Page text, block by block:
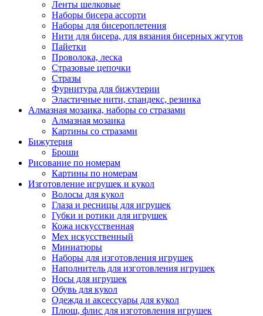
Ленты шелковые
Наборы бисера ассорти
Наборы для бисероплетения
Нити для бисера, для вязания бисерных жгутов
Пайетки
Проволока, леска
Стразовые цепочки
Стразы
Фурнитура для бижутерии
Эластичные нити, спандекс, резинка
Алмазная мозаика, наборы со стразами
Алмазная мозаика
Картины co стразами
Бижутерия
Броши
Рисование по номерам
Картины по номерам
Изготовление игрушек и кукол
Волосы для кукол
Глаза и ресницы для игрушек
Губки и ротики для игрушек
Кожа искусственная
Мех искусственный
Миниатюры
Наборы для изготовления игрушек
Наполнитель для изготовления игрушек
Носы для игрушек
Обувь для кукол
Одежда и аксессуары для кукол
Плюш, флис для изготовления игрушек